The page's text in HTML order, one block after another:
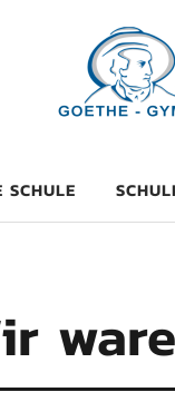
SCHULE